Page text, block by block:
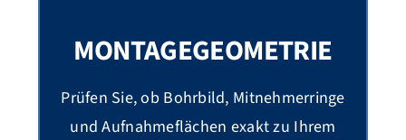
MONTAGEGEOMETRIE
Prüfen Sie, ob Bohrbild, Mitnehmerringe
und Aufnahmeflächen exakt zu Ihrem